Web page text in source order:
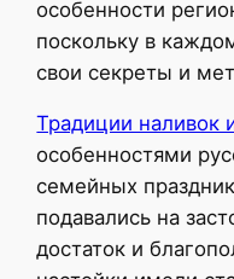
особенности
поскольку в
свои секреты и
Традиции наливок
особенностями
семейных
подавались на
достаток и